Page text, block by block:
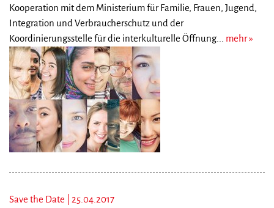
Kooperation mit dem Ministerium für Familie, Frauen, Jugend,
Integration und Verbraucherschutz und der
Koordinierungsstelle für die interkulturelle Öffnung... mehr
Save the Date | 25.04.2017